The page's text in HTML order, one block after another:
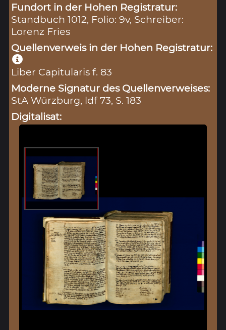
Fundort in der Hohen Registratur:
Standbuch 1012, Folio: 9v, Schreiber:
Lorenz Fries
Quellenverweis in der Hohen Registratur:
Liber Capitularis f. 83
Moderne Signatur des Quellenverweises:
StA Würzburg, ldf 73, S. 183
Digitalisat: